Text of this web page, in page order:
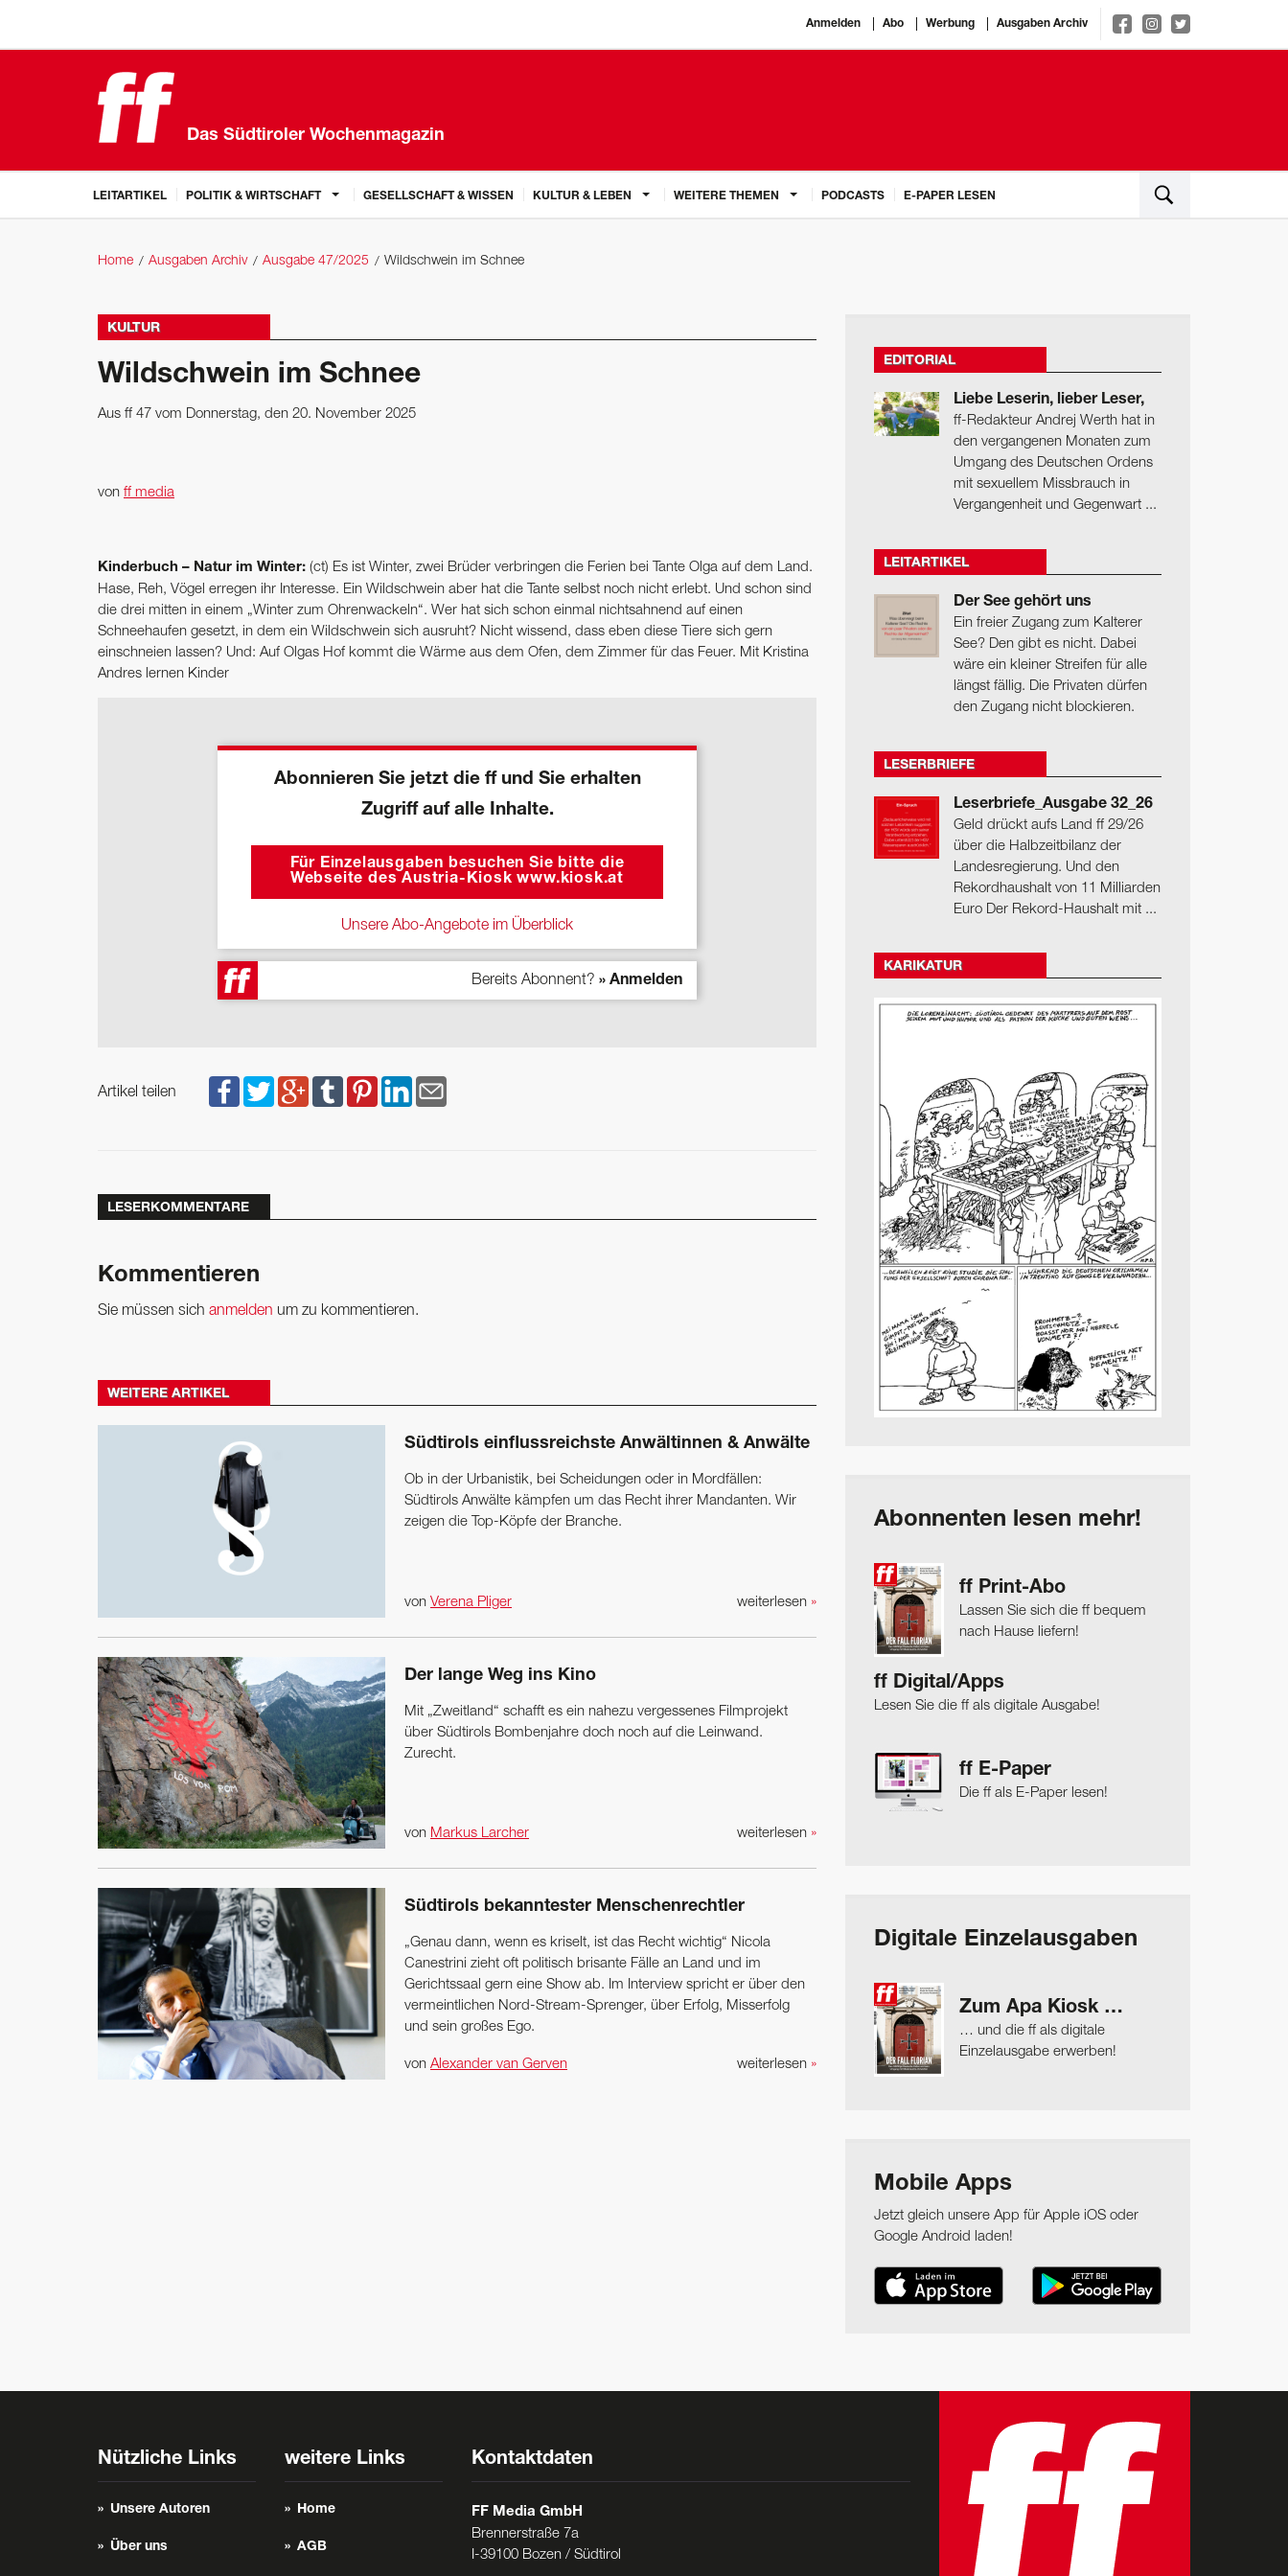
Anmelden Abo Werbung Ausgaben Archiv
Das Südtiroler Wochenmagazin
LEITARTIKEL POLITIK & WIRTSCHAFT GESELLSCHAFT & WISSEN KULTUR & LEBEN WEITERE THEMEN PODCASTS E-PAPER LESEN
Home Ausgaben Archiv Ausgabe 47/2025 Wildschwein im Schnee
KULTUR
Wildschwein im Schnee
Aus ff 47 vom Donnerstag, den 20. November 2025
von ff media
Kinderbuch – Natur im Winter: (ct) Es ist Winter, zwei Brüder verbringen die Ferien bei Tante Olga auf dem Land.
Hase, Reh, Vögel erregen ihr Interesse. Ein Wildschwein aber hat die Tante selbst noch nicht erlebt. Und schon sind
die drei mitten in einem „Winter zum Ohrenwackeln“. Wer hat sich schon einmal nichtsahnend auf einen
Schneehaufen gesetzt, in dem ein Wildschwein sich ausruht? Nicht wissend, dass eben diese Tiere sich gern
einschneien lassen? Und: Auf Olgas Hof kommt die Wärme aus dem Ofen, dem Zimmer für das Feuer. Mit Kris­tina
Andres lernen Kinder
Abonnieren Sie jetzt die ff und Sie erhalten
Zugriff auf alle Inhalte.
Für Einzelausgaben besuchen Sie bitte die
Webseite des Austria-Kiosk www.kiosk.at
Unsere Abo-Angebote im Überblick
Bereits Abonnent? » Anmelden
Artikel teilen
LESERKOMMENTARE
Kommentieren
Sie müssen sich anmelden um zu kommentieren.
WEITERE ARTIKEL
Südtirols einflussreichste Anwältinnen & Anwälte
Ob in der Urbanistik, bei Scheidungen oder in Mordfällen:
Südtirols Anwälte kämpfen um das Recht ihrer Mandanten. Wir
zeigen die Top-Köpfe der Branche.
weiterlesen »
von Verena Pliger
Der lange Weg ins Kino
Mit „Zweitland“ schafft es ein nahezu vergessenes ­Filmprojekt
über Südtirols Bombenjahre doch noch auf die Leinwand.
Zurecht.
weiterlesen »
von Markus Larcher
Südtirols ­bekanntester Menschen­rechtler
„Genau dann, wenn es kriselt, ist das Recht wichtig“ Nicola
Canestrini zieht oft politisch brisante Fälle an Land und im
Gerichtssaal gern eine Show ab. Im Interview spricht er über den
vermeintlichen Nord-Stream-Sprenger, über Erfolg, Misserfolg
und sein großes Ego.
weiterlesen »
von Alexander van Gerven
EDITORIAL
Liebe Leserin, lieber Leser,
ff-Redakteur Andrej Werth hat in
den vergangenen Monaten zum
Umgang des Deutschen Ordens
mit sexuellem Missbrauch in
Vergangenheit und Gegenwart ...
LEITARTIKEL
Der See gehört uns
Ein freier Zugang zum Kalterer
See? Den gibt es nicht. Dabei
wäre ein kleiner Streifen für alle
längst fällig. Die Privaten dürfen
den Zugang nicht blockieren.
LESERBRIEFE
Leserbriefe_Ausgabe 32_26
Geld drückt aufs Land ff 29/26
über die Halbzeitbilanz der
Landesregierung. Und den
Rekordhaushalt von 11 Milliarden
Euro Der Rekord-Haushalt mit ...
KARIKATUR
Abonnenten lesen mehr!
ff Print-Abo
Lassen Sie sich die ff bequem
nach Hause liefern!
ff Digital/Apps
Lesen Sie die ff als digitale Ausgabe!
ff E-Paper
Die ff als E-Paper lesen!
Digitale Einzelausgaben
Zum Apa Kiosk …
… und die ff als digitale
Einzelausgabe erwerben!
Mobile Apps
Jetzt gleich unsere App für Apple iOS oder
Google Android laden!
Nützliche Links
Unsere Autoren
Über uns
weitere Links
Home
AGB
Kontaktdaten
FF Media GmbH
Brennerstraße 7a
I-39100 Bozen / Südtirol